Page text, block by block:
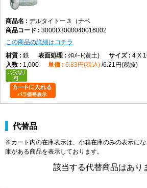
デルタイトー３（ナベ
3000D3000040016002
この商品の詳細はコチラ
鉄
ｸﾛﾒｰﾄ(黄土) 4 X
1,000
6.83円(税込) 6.21円(税抜)
代替品
※カート内の在庫表示は、小箱在庫のみの表示に
庫がある商品を表示しております。
該当する代替商品はあり